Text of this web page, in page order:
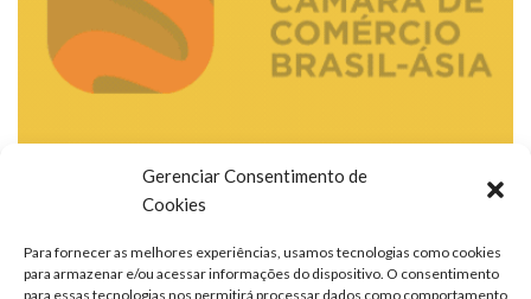
Gerenciar Consentimento de
Cookies
Para fornecer as melhores experiências, usamos tecnologias como cookies
para armazenar e/ou acessar informações do dispositivo. O consentimento
para essas tecnologias nos permitirá processar dados como comportamento